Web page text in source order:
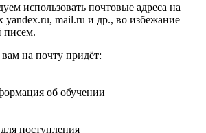
использовать почтовые адреса на
yandex.ru, mail.ru и др., во избежание
писем.
на почту придёт:
об обучении
поступления